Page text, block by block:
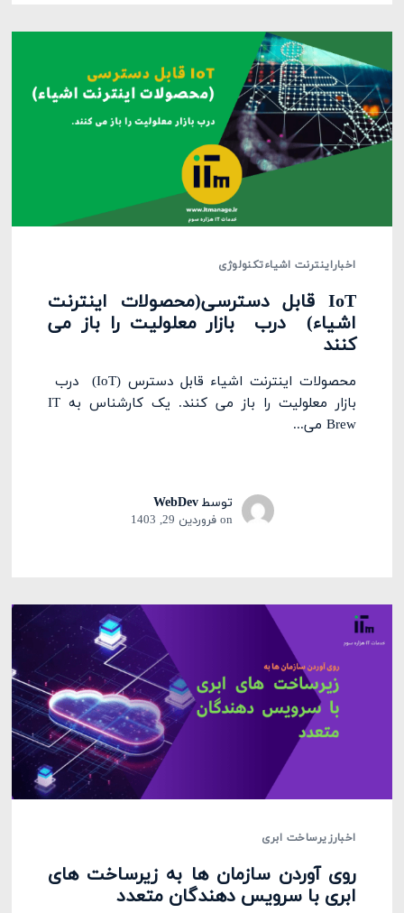
اخباراینترنت اشیاءتکنولوژی
IoT قابل دسترسی(محصولات اینترنت
اشیاء) درب بازار معلولیت را باز می
کنند
محصولات اینترنت اشیاء قابل دسترس (IoT) درب
بازار معلولیت را باز می کنند. یک کارشناس به IT
Brew می‌...
توسطWebDev
on فروردین 29, 1403
اخبارزیرساخت ابری
روی آوردن سازمان ها به زیرساخت های
ابری با سرویس دهندگان متعدد